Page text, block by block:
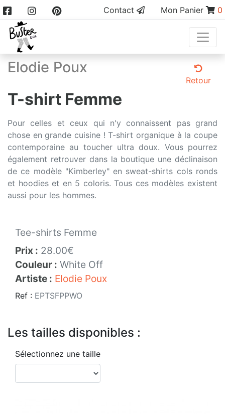
Contact Mon Panier 0
Elodie Poux
Retour
T-shirt Femme
Pour celles et ceux qui n'y connaissent pas grand
chose en grande cuisine ! T-shirt organique à la coupe
contemporaine au toucher ultra doux. Vous pourrez
également retrouver dans la boutique une déclinaison
de ce modèle "Kimberley" en sweat-shirts cols ronds
et hoodies et en 5 coloris. Tous ces modèles existent
aussi pour les hommes.
Tee-shirts Femme
Prix : 28.00€
Couleur : White Off
Artiste : Elodie Poux
Ref : EPTSFPPWO
Les tailles disponibles :
Sélectionnez une taille